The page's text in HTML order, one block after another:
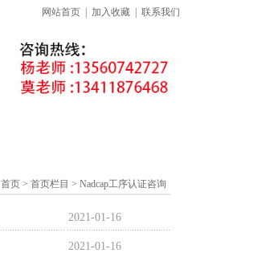
网站首页 加入收藏 联系我们
首页> 首页栏目 > Nadcap工序认证咨询
2021-01-16
2021-01-16